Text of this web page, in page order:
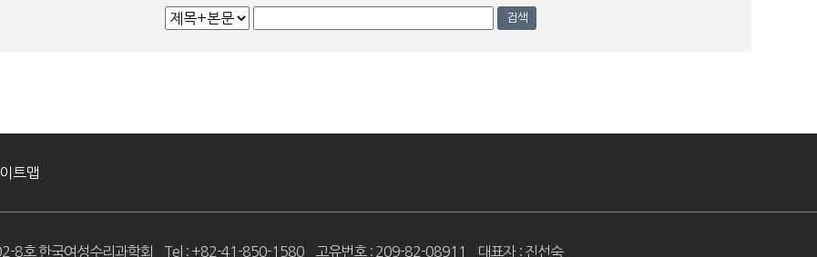
검색
트맵
8호 한국여성수리과학회 Tel : +82-41-850-1580 고유번호 : 209-82-08911 대표자 : 진선숙